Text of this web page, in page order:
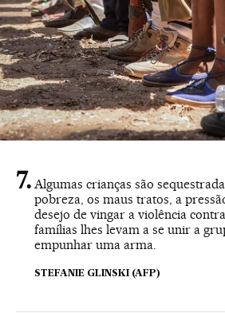
Algumas crianças são
pobreza, os maus tratos, a
desejo de vingar a violência
famílias lhes levam a se unir a
empunhar uma arma.
STEFANIE GLINSKI (AFP)